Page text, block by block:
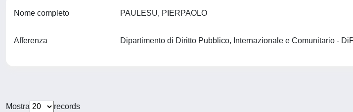
Nome completo PAULESU, PIERPAOLO
Afferenza Dipartimento di Diritto Pubblico, Internazionale e Comunitario -
Mostra
records